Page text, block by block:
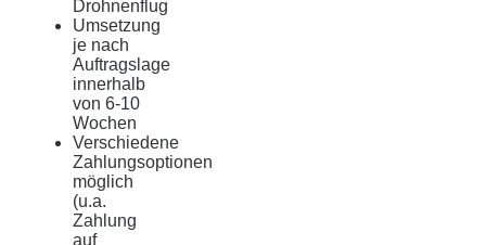
Drohnenflug
Umsetzung
je nach
Auftragslage
innerhalb
von 6-10
Wochen
Verschiedene
Zahlungsoptionen
möglich
(u.a.
Zahlung
auf